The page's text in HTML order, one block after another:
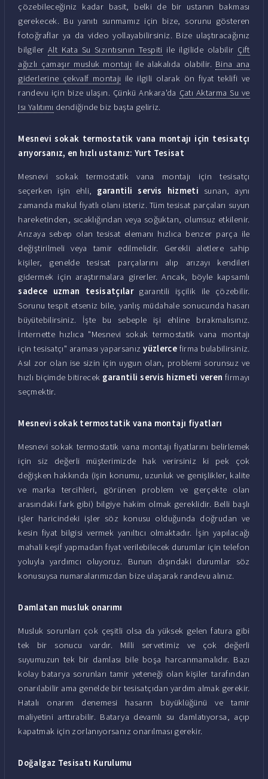
çözebileceğiniz kadar basit, belki de bir ustanın bakması
gerekecek. Bu yanıtı sunmamız için bize, sorunu gösteren
fotoğraflar ya da video yollayabilirsiniz. Bize ulaştıracağınız
bilgiler Alt Kata Su Sızıntısının Tespiti ile ilgilide olabilir Çift
ağızlı çamaşır musluk montajı ile alakalıda olabilir. Bina ana
giderlerine çekvalf montajı ile ilgili olarak ön fiyat teklifi ve
randevu için bize ulaşın. Çünkü Ankara'da Çatı Aktarma Su ve
Isı Yalıtımı dendiğinde biz başta geliriz.
Mesnevi sokak termostatik vana montajı için tesisatçı
arıyorsanız, en hızlı ustanız: Yurt Tesisat
Mesnevi sokak termostatik vana montajı için tesisatçı
seçerken işin ehli, garantili servis hizmeti sunan, aynı
zamanda makul fiyatlı olanı isteriz. Tüm tesisat parçaları suyun
hareketinden, sıcaklığından veya soğuktan, olumsuz etkilenir.
Arızaya sebep olan tesisat elemanı hızlıca benzer parça ile
değiştirilmeli veya tamir edilmelidir. Gerekli aletlere sahip
kişiler, genelde tesisat parçalarını alıp arızayı kendileri
gidermek için araştırmalara girerler. Ancak, böyle kapsamlı
sadece uzman tesisatçılargarantili işçilik ile çözebilir.
Sorunu tespit etseniz bile, yanlış müdahale sonucunda hasarı
büyütebilirsiniz. İşte bu sebeple işi ehline bırakmalısınız.
İnternette hızlıca "Mesnevi sokak termostatik vana montajı
için tesisatçı" araması yaparsanızyüzlerce firma bulabilirsiniz.
Asıl zor olan ise sizin için uygun olan, problemi sorunsuz ve
hızlı biçimde bitirecek garantili servis hizmeti veren firmayı
seçmektir.
Mesnevi sokak termostatik vana montajı fiyatları
Mesnevi sokak termostatik vana montajı fiyatlarını belirlemek
için siz değerli müşterimizde hak verirsiniz ki pek çok
değişken hakkında (işin konumu, uzunluk ve genişlikler, kalite
ve marka tercihleri, görünen problem ve gerçekte olan
arasındaki fark gibi) bilgiye hakim olmak gereklidir. Belli başlı
işler haricindeki işler söz konusu olduğunda doğrudan ve
kesin fiyat bilgisi vermek yanıltıcı olmaktadır. İşin yapılacağı
mahali keşif yapmadan fiyat verilebilecek durumlar için telefon
yoluyla yardımcı oluyoruz. Bunun dışındaki durumlar söz
konusuysa numaralarımızdan bize ulaşarak randevu alınız.
Damlatan musluk onarımı
Musluk sorunları çok çeşitli olsa da yüksek gelen fatura gibi
tek bir sonucu vardır. Milli servetimiz ve çok değerli
suyumuzun tek bir damlası bile boşa harcanmamalıdır. Bazı
kolay batarya sorunları tamir yeteneği olan kişiler tarafından
onarılabilir ama genelde bir tesisatçıdan yardım almak gerekir.
Hatalı onarım denemesi hasarın büyüklüğünü ve tamir
maliyetini arttırabilir. Batarya devamlı su damlatıyorsa, açıp
kapatmak için zorlanıyorsanız onarılması gerekir.
Doğalgaz Tesisatı Kurulumu